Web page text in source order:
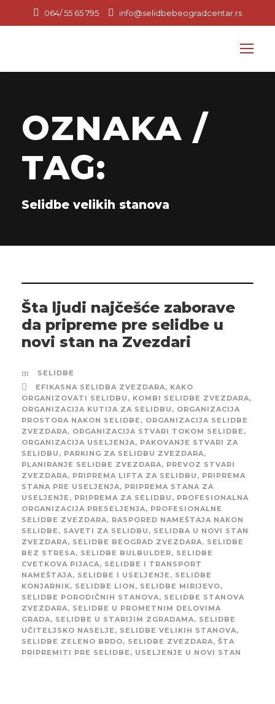
064/ 55 65 795 info@selidbebeogradcentar.rs
OZNAKA /
TAG:
Selidbe velikih stanova
Šta ljudi najčešće zaborave
da pripreme pre selidbe u
novi stan na Zvezdari
SELIDBE
EFIKASNA SELIDBA ZVEZDARA, KAKO
ORGANIZOVATI SELIDBU , KOMBI SELIDBE ZVEZDARA,
ORGANIZACIJA KUTIJA ZA SELIDBU , ORGANIZACIJA
PROSTORA NAKON SELIDBE , ORGANIZACIJA SELIDBE
ZVEZDARA, ORGANIZACIJA STVARI TOKOM SELIDBE ,
ORGANIZACIJA USELJENJA, PAKOVANJE STVARI ZA
SELIDBU , PARKING ZA SELIDBU ZVEZDARA,
PLANIRANJE SELIDBE ZVEZDARA, PREVOZ STVARI
ZVEZDARA, PRIPREMA LIFTA ZA SELIDBU , PRIPREMA
STANA PRE USELJENJA, PRIPREMA STANA ZA
USELJENJE , PRIPREMA ZA SELIDBU , PROFESIONALNA
ORGANIZACIJA PRESELJENJA, PROFESIONALNE
SELIDBE ZVEZDARA, RASPORED NAMEŠTAJA NAKON
SELIDBE , SAVETI ZA SELIDBU , SELIDBA U NOVI STAN
ZVEZDARA, SELIDBE BEOGRAD ZVEZDARA, SELIDBE
BEZ STRESA, SELIDBE BULBULDER, SELIDBE
CVETKOVA PIJACA, SELIDBE I TRANSPORT
NAMEŠTAJA, SELIDBE I USELJENJE , SELIDBE
KONJARNIK, SELIDBE LION , SELIDBE MIRIJEVO,
SELIDBE PORODIČNIH STANOVA, SELIDBE STANOVA
ZVEZDARA, SELIDBE U PROMETNIM DELOVIMA
GRADA, SELIDBE U STARIJIM ZGRADAMA, SELIDBE
UČITELJSKO NASELJE , SELIDBE VELIKIH STANOVA,
SELIDBE ZELENO BRDO, SELIDBE ZVEZDARA, ŠTA
PRIPREMITI PRE SELIDBE , USELJENJE U NOVI STAN